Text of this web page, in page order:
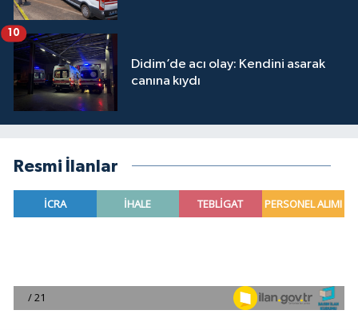
Didim’de acı olay: Kendini asarak
canına kıydı
10
Resmi İlanlar